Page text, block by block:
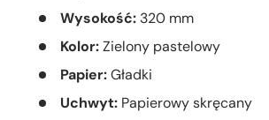
Wysokość: 320 mm
Kolor:Zielony pastelowy
Papier:Gładki
Uchwyt: Papierowy skręcany